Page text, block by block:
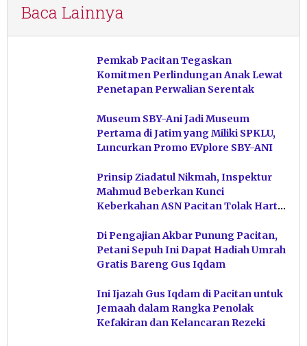
Baca Lainnya
Pemkab Pacitan Tegaskan
Komitmen Perlindungan Anak Lewat
Penetapan Perwalian Serentak
Museum SBY-Ani Jadi Museum
Pertama di Jatim yang Miliki SPKLU,
Luncurkan Promo EVplore SBY-ANI
Prinsip Ziadatul Nikmah, Inspektur
Mahmud Beberkan Kunci
Keberkahan ASN Pacitan Tolak Harta
Di Pengajian Akbar Punung Pacitan,
Petani Sepuh Ini Dapat Hadiah Umrah
Gratis Bareng Gus Iqdam
Ini Ijazah Gus Iqdam di Pacitan untuk
Jemaah dalam Rangka Penolak
Kefakiran dan Kelancaran Rezeki